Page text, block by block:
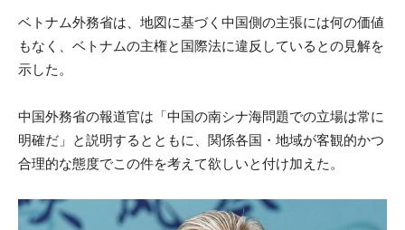
ベトナム外務省は、地図に基づく中国側の主張には何の価値
もなく、ベトナムの主権と国際法に違反しているとの見解を
示した。
中国外務省の報道官は「中国の南シナ海問題での立場は常に
明確だ」と説明するとともに、関係各国・地域が客観的かつ
合理的な態度でこの件を考えて欲しいと付け加えた。